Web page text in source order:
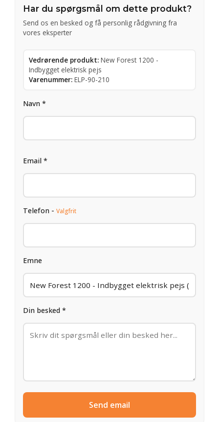
Har du spørgsmål om dette produkt?
Send os en besked og få personlig rådgivning fra
vores eksperter
Vedrørende produkt: New Forest 1200 -
Indbygget elektrisk pejs
Varenummer: ELP-90-210
Navn *
Email *
Telefon - Valgfrit
Emne
Din besked *
Send email